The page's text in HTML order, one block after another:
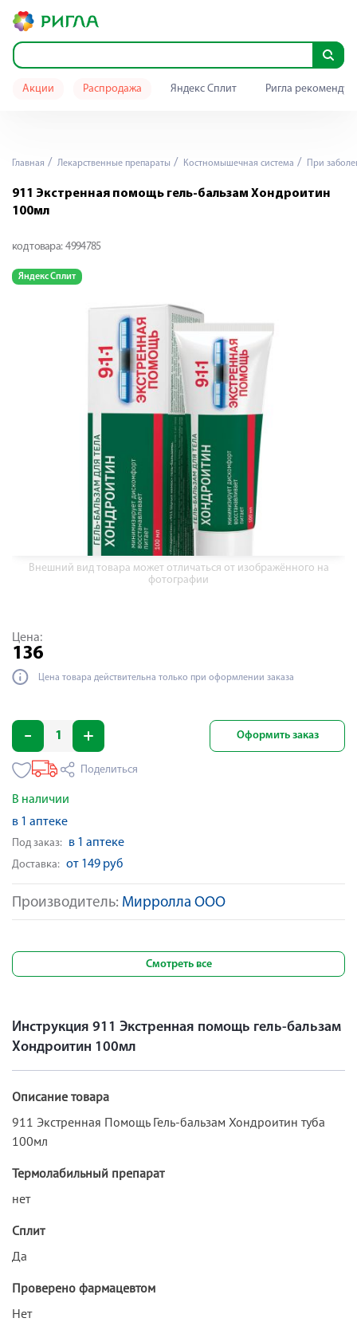
Акции Распродажа Яндекс Сплит Ригла
Главная Лекарственные препараты Костномышечная система При
911 Экстренная помощь гель-бальзам Хондроитин
100мл
код товара: 4994785
Яндекс Сплит
Внешний вид товара может отличаться от изображённого на
фотографии
Производитель: Мирролла ООО
Цена:
136
Цена товара действительна только при оформлении заказа
Оформить заказ
Поделиться
В наличии
в 1 аптеке
Под заказ: в 1 аптеке
Доставка: от 149 руб
Смотреть все
Инструкция 911 Экстренная помощь гель-бальзам
Хондроитин 100мл
Описание товара
911 Экстренная Помощь Гель-бальзам Хондроитин туба
100мл
Термолабильный препарат
нет
Сплит
Да
Проверено фармацевтом
Нет